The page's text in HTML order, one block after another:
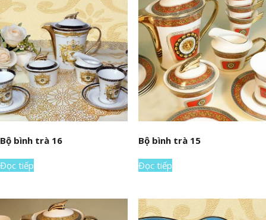
Bộ bình trà 16
Đọc tiếp
Bộ bình trà 15
Đọc tiếp